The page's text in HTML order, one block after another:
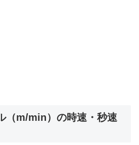
（m/min）の時速・秒速